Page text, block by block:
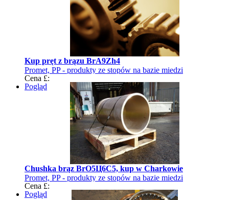
Kup pręt z brązu BrA9Zh4
Promet, PP - produkty ze stopów na bazie miedzi
Cena £:
Pogląd
Chushka brąz BrО5Ц6С5, kup w Charkowie
Promet, PP - produkty ze stopów na bazie miedzi
Cena £:
Pogląd